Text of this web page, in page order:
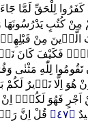
لِلْحَقِّ لَمَّا
مِنْ كُتُبٍ يَدْرُسُونَهَا
الَّذ۪ينَ مِنْ قَبْلِهِمْۙ
رُسُل۪ي۠ فَكَيْفَ كَانَ
لِلّٰهِ مَثْنٰى
اِلَّا نَذ۪يرٌ لَكُمْ
اَجْرٍ فَهُوَ لَكُمْۜ اِنْ
﴿٤٧﴾
قُلْ اِنَّ